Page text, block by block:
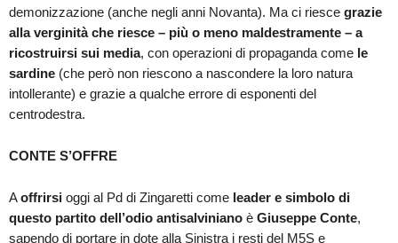
demonizzazione (anche negli anni Novanta). Ma ci riesce grazie
alla verginità che riesce – più o meno maldestramente – a
ricostruirsi sui media, con operazioni di propaganda come le
sardine (che però non riescono a nascondere la loro natura
intollerante) e grazie a qualche errore di esponenti del
centrodestra.
CONTE S’OFFRE
Aoffrirsi oggi al Pd di Zingaretti come leader e simbolo di
questo partito dell’odio antisalviniano è Giuseppe Conte,
sapendo di portare in dote alla Sinistra i resti del M5S e